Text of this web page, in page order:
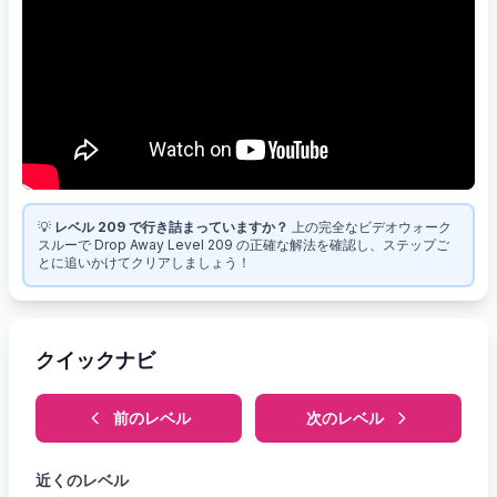
💡 レベル 209 で行き詰まっていますか？
上の完全なビデオウォーク
スルーで Drop Away Level 209 の正確な解法を確認し、ステップご
とに追いかけてクリアしましょう！
クイックナビ
前のレベル 次のレベル
近くのレベル